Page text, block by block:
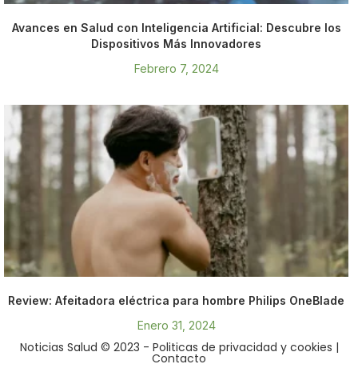
Avances en Salud con Inteligencia Artificial: Descubre los
Dispositivos Más Innovadores
Febrero 7, 2024
Review: Afeitadora eléctrica para hombre Philips OneBlade
Enero 31, 2024
Noticias Salud © 2023 - Politicas de privacidad y cookies |
Contacto